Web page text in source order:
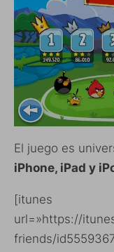
El juego es
iPhone, iPad y
[itunes
url=»https://
friends/